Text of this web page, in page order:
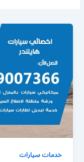
خدمات سيارات